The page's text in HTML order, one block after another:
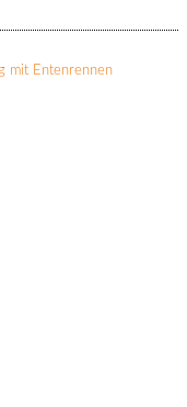
mit Entenrennen